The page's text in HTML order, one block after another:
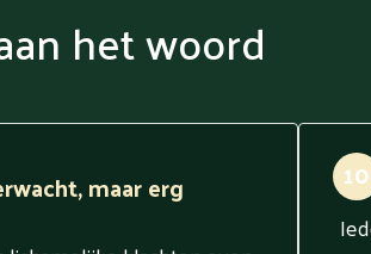
het woord
maar erg 10